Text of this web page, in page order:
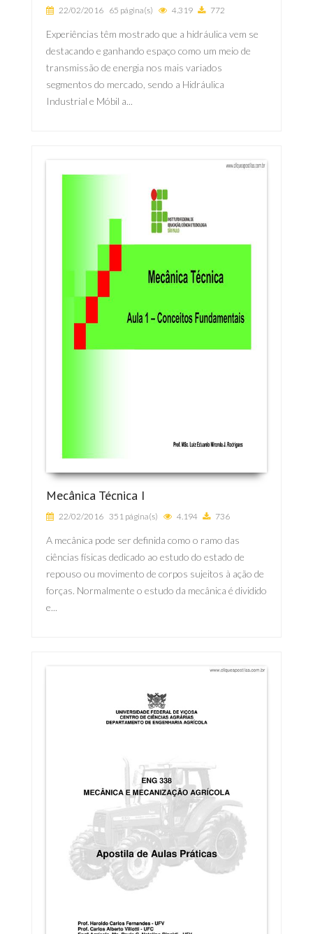
22/02/2016 65 página(s) 4.319 772
Experiências têm mostrado que a hidráulica vem se
destacando e ganhando espaço como um meio de
transmissão de energia nos mais variados
segmentos do mercado, sendo a Hidráulica
Industrial e Móbil a...
Mecânica Técnica I
22/02/2016 351 página(s) 4.194 736
A mecânica pode ser definida como o ramo das
ciências físicas dedicado ao estudo do estado de
repouso ou movimento de corpos sujeitos à ação de
forças. Normalmente o estudo da mecânica é dividido
e...